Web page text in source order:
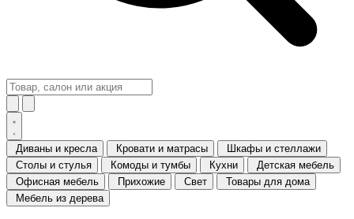
Диваны и кресла Кровати и матрасы
Шкафы и стеллажи
Столы и стулья
Комоды и тумбы Кухни
Детская мебель
Офисная мебель
Прихожие Свет
Товары для дома
Мебель из дерева